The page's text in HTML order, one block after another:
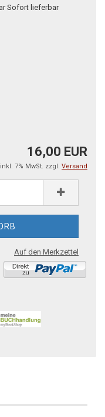
Sofort lieferbar
16,00 EUR
inkl. 7% MwSt. zzgl. Versand
Auf den Merkzettel